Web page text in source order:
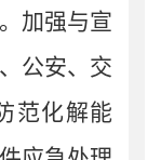
加强与宣
公安、交
范化解能